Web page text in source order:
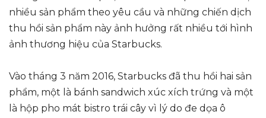
nhiều sản phẩm theo yêu cầu và những chiến dịch
thu hồi sản phẩm này ảnh hưởng rất nhiều tới hình
ảnh thương hiệu của Starbucks.
Vào tháng 3 năm 2016, Starbucks đã thu hồi hai sản
phẩm, một là bánh sandwich xúc xích trứng và một
là hộp pho mát bistro trái cây vì lý do đe dọa ô